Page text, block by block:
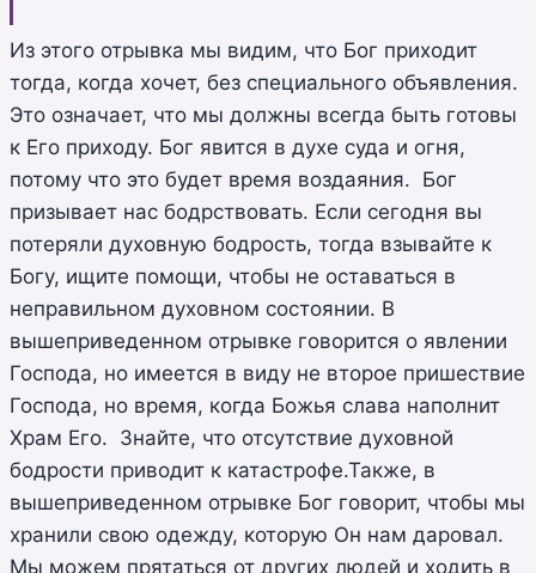
Из этого отрывка мы видим, что Бог приходит
тогда, когда хочет, без специального объявления.
Это означает, что мы должны всегда быть готовы
к Его приходу. Бог явится в духе суда и огня,
потому что это будет время воздаяния. Бог
призывает нас бодрствовать. Если сегодня вы
потеряли духовную бодрость, тогда взывайте к
Богу, ищите помощи, чтобы не оставаться в
неправильном духовном состоянии. В
вышеприведенном отрывке говорится о явлении
Господа, но имеется в виду не второе пришествие
Господа, но время, когда Божья слава наполнит
Храм Его. Знайте, что отсутствие духовной
бодрости приводит к катастрофе.Также, в
вышеприведенном отрывке Бог говорит, чтобы мы
хранили свою одежду, которую Он нам даровал.
Мы можем прятаться от других людей и ходить в